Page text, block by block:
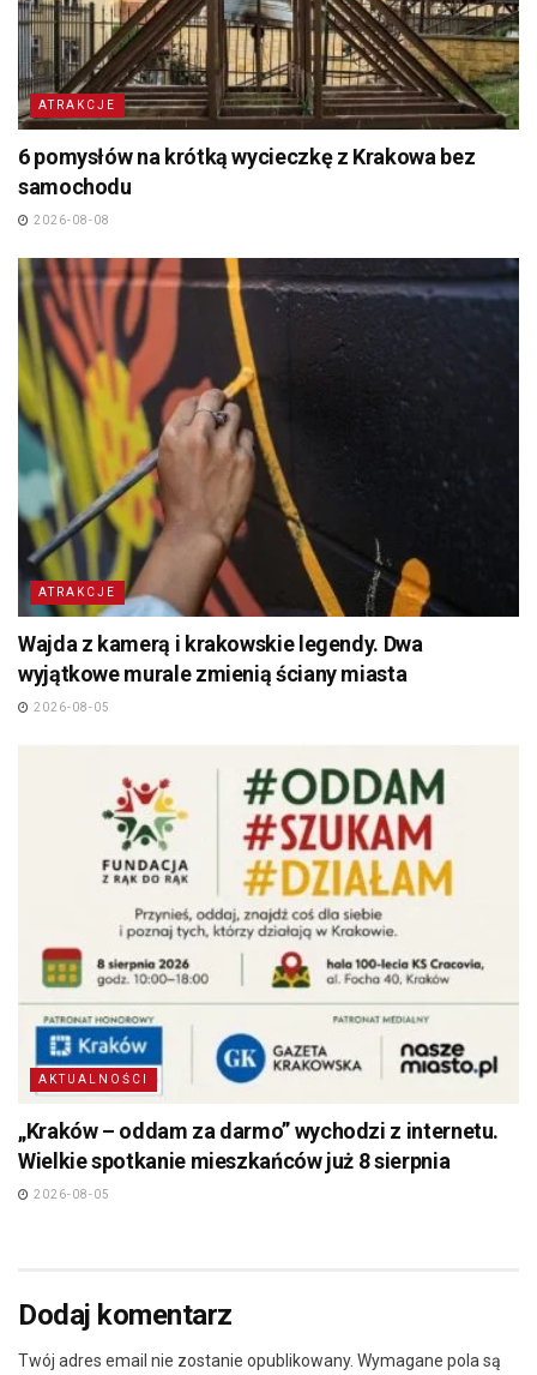
ATRAKCJE
6 pomysłów na krótką wycieczkę z Krakowa bez
samochodu
2026-08-08
ATRAKCJE
Wajda z kamerą i krakowskie legendy. Dwa
wyjątkowe murale zmienią ściany miasta
2026-08-05
AKTUALNOŚCI
„Kraków – oddam za darmo” wychodzi z internetu.
Wielkie spotkanie mieszkańców już 8 sierpnia
2026-08-05
Dodaj komentarz
Twój adres email nie zostanie opublikowany. Wymagane pola są